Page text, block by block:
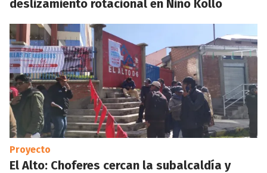
deslizamiento rotacional en Niño Kollo
Proyecto
El Alto: Choferes cercan la subalcaldía y